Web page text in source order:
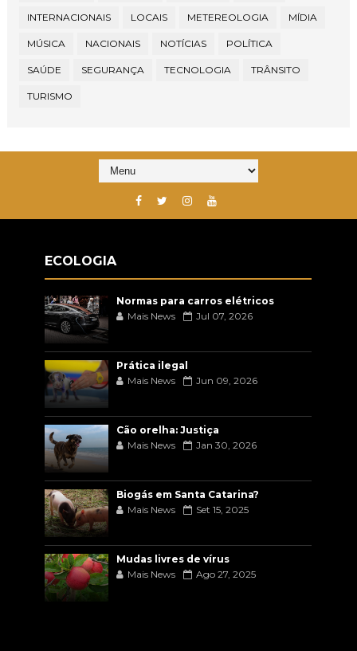
INTERNACIONAIS LOCAIS METEREOLOGIA MÍDIA
MÚSICA NACIONAIS NOTÍCIAS POLÍTICA
SAÚDE SEGURANÇA TECNOLOGIA TRÂNSITO
TURISMO
ECOLOGIA
Normas para carros elétricos
Mais News
Jul 07, 2026
Prática ilegal
Mais News
Jun 09, 2026
Cão orelha: Justiça
Mais News
Jan 30, 2026
Biogás em Santa Catarina?
Mais News
Set 15, 2025
Mudas livres de vírus
Mais News
Ago 27, 2025